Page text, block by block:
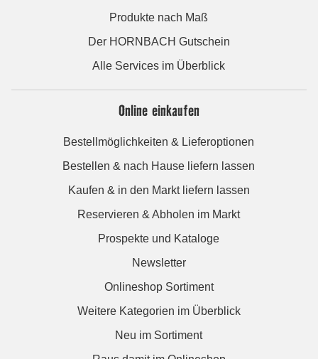
Produkte nach Maß
Der HORNBACH Gutschein
Alle Services im Überblick
Online einkaufen
Bestellmöglichkeiten & Lieferoptionen
Bestellen & nach Hause liefern lassen
Kaufen & in den Markt liefern lassen
Reservieren & Abholen im Markt
Prospekte und Kataloge
Newsletter
Onlineshop Sortiment
Weitere Kategorien im Überblick
Neu im Sortiment